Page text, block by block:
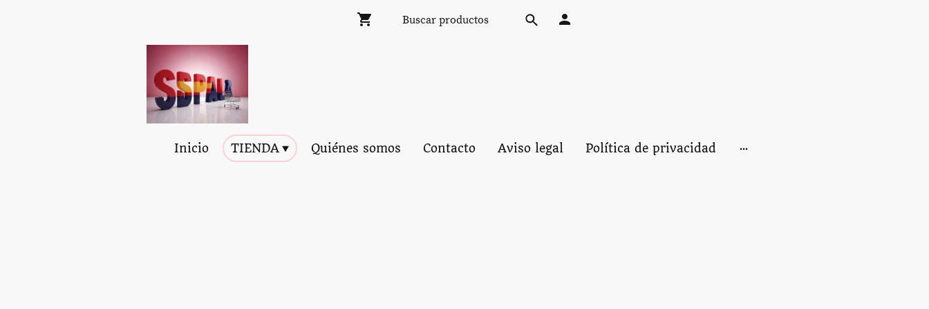
Inicio TIENDA Quiénes somos Contacto Aviso legal Política de privacidad